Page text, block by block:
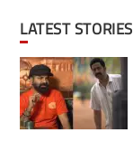
LATEST STORIES